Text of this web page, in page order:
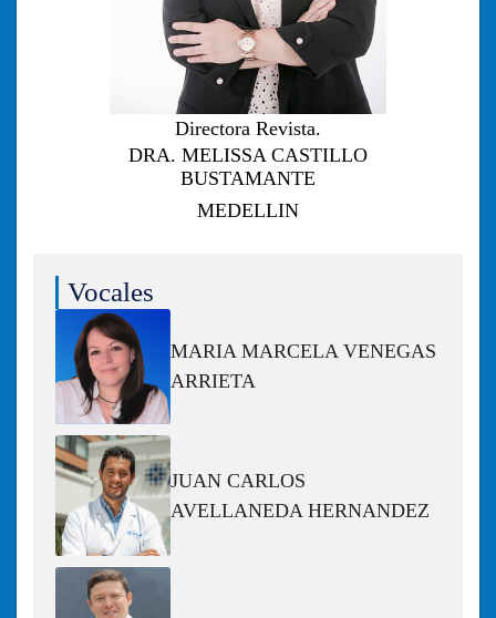
Directora Revista.
DRA. MELISSA CASTILLO
BUSTAMANTE
MEDELLIN
Vocales
MARIA MARCELA VENEGAS
ARRIETA
JUAN CARLOS
AVELLANEDA HERNANDEZ